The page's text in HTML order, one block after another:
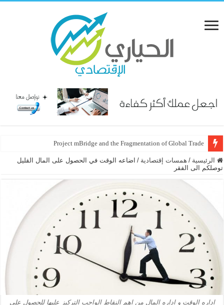
Project mBridge and the Fragmentation of Global Trade
الرئيسية / همسات إقتصادية / اضاعه الوقت في الحصول على المال القليل
توصلكم الى الفقر
اداره الوقت و اداره المال من اهم النقاط الواجب التركيز عليها للحصول على